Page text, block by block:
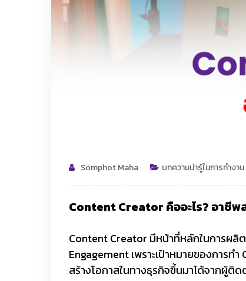
Somphot Maha บทความน่ารู้ในการทำงาน
Content Creator คืออะไร? อาชีพ
Content Creator มีหน้าที่หลักในการผลิต
Engagement เพราะเป้าหมายของการ
สร้างโอกาสในทางธุรกิจขึ้นมาได้จากผู้ติ